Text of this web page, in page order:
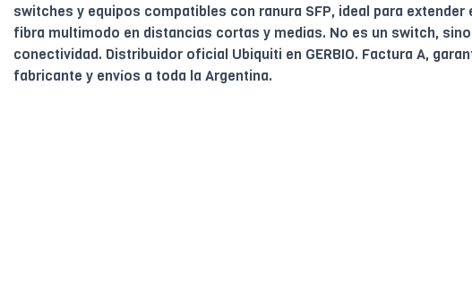
switches y equipos compatibles con ranura SFP, ideal para extender
fibra multimodo en distancias cortas y medias. No es un switch,
conectividad. Distribuidor oficial Ubiquiti en GERBIO. Factura A,
fabricante y envíos a toda la Argentina.